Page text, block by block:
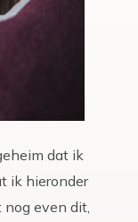
dat ik
ik hieronder
nog even dit,